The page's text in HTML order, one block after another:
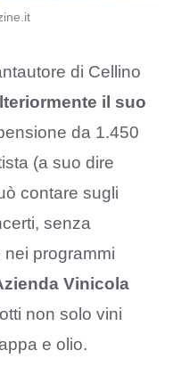
di Cellino
il suo
da 1.450
(a suo dire
contare sugli
senza
programmi
Vinicola
non solo vini
e olio.